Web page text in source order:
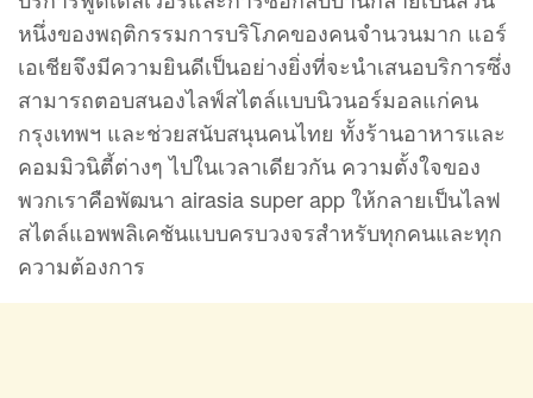
หนึ่งของพฤติกรรมการบริโภคของคนจำนวนมาก แอร์
เอเชียจึงมีความยินดีเป็นอย่างยิ่งที่จะนำเสนอบริการซึ่ง
สามารถตอบสนองไลฟ์สไตล์แบบนิวนอร์มอลแก่คน
กรุงเทพฯ และช่วยสนับสนุนคนไทย ทั้งร้านอาหารและ
คอมมิวนิตี้ต่างๆ ไปในเวลาเดียวกัน ความตั้งใจของ
พวกเราคือพัฒนา airasia super app ให้กลายเป็นไลฟ
สไตล์แอพพลิเคชันแบบครบวงจรสำหรับทุกคนและทุก
ความต้องการ